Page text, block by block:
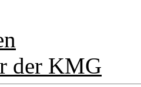
der KMG